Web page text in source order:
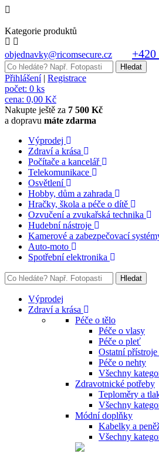
Kategorie produktů
objednavky@ricomsecure.cz +420
Přihlášení| Registrace
počet: 0 ks
cena: 0,00 Kč
Nakupte ještě za 7 500 Kč
a dopravu máte zdarma
Výprodej
Zdraví a krása
Počítače a kancelář
Telekomunikace
Osvětlení
Hobby, dům a zahrada
Hračky, škola a péče o dítě
Ozvučení a zvukařská technika
Hudební nástroje
Kamerové a zabezpečovací
Auto-moto
Spotřební elektronika
Výprodej
Zdraví a krása
Péče o tělo
Péče o vlasy
Péče o pleť
Ostatní
Péče o nehty
Všechny
Zdravotnické potřeby
Teploměry a
Všechny
Módní doplňky
Kabelky a
Všechny